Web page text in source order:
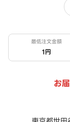
最低注文金額
1円
お